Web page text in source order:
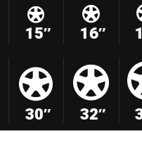
15″ 16″
30″ 32″